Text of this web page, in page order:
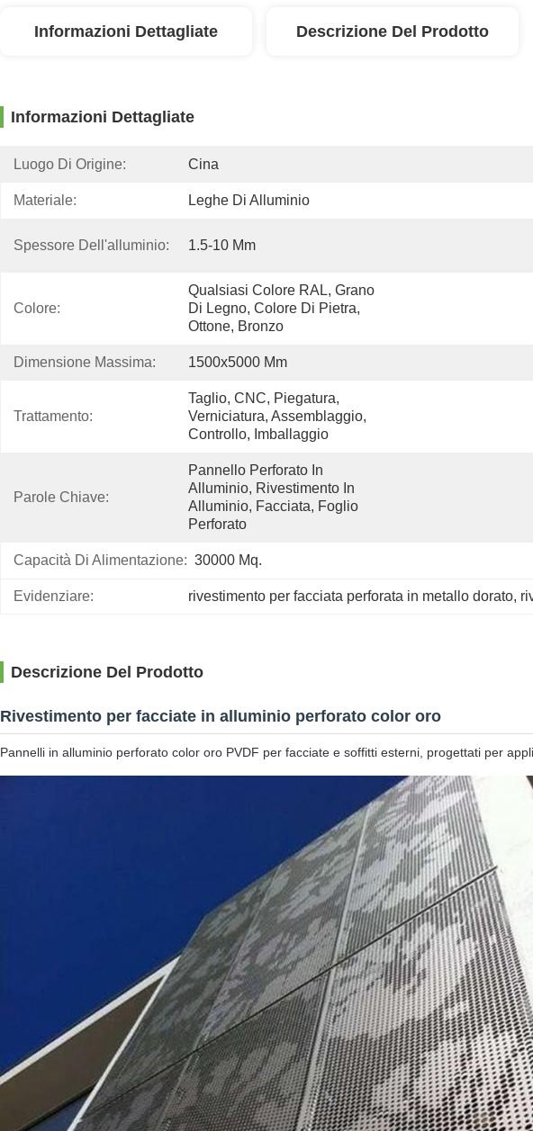
Informazioni Dettagliate Descrizione Del Prodotto
Informazioni Dettagliate
Luogo Di Origine: Cina
Materiale: Leghe Di Alluminio
Spessore Dell'alluminio: 1.5-10 Mm
Colore:
Qualsiasi Colore RAL, Grano
Di Legno, Colore Di Pietra,
Ottone, Bronzo
Dimensione Massima: 1500x5000 Mm
Trattamento:
Taglio, CNC, Piegatura,
Verniciatura, Assemblaggio,
Controllo, Imballaggio
Parole Chiave:
Pannello Perforato In
Alluminio, Rivestimento In
Alluminio, Facciata, Foglio
Perforato
Capacità Di Alimentazione: 30000 Mq.
Evidenziare: rivestimento per facciata perforata in metallo dorato,
Descrizione Del Prodotto
Rivestimento per facciate in alluminio perforato color oro
Pannelli in alluminio perforato color oro PVDF per facciate e soffitti esterni, progettati per